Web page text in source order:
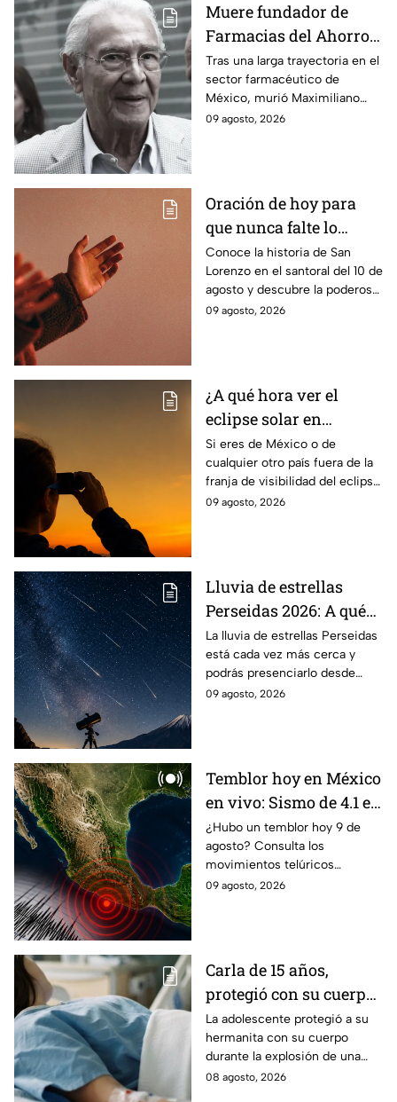
Muere fundador de
Farmacias del Ahorro:
¿quién fue
Maximiliano Leonardo
Asturias?
Tras una larga trayectoria en el
sector farmacéutico de
México, murió Maximiliano
Leonardo Asturias, cofundador
09 agosto, 2026
Oración de hoy para
que nunca falte lo
necesario en casa: La
plegaria para pedirle a
San Lorenzo por
sustento este 10 de
Conoce la historia de San
Lorenzo en el santoral del 10 de
agosto y descubre la poderosa
oración para pedir sustento,
09 agosto, 2026
¿A qué hora ver el
eclipse solar en
México? Todo lo que
debes saber del
fenómeno del 12 de
agosto
Si eres de México o de
cualquier otro país fuera de la
franja de visibilidad del eclipse
solar, la NASA hará una
09 agosto, 2026
Lluvia de estrellas
Perseidas 2026: A qué
hora alcanza su pico en
México y
recomendaciones para
verla
La lluvia de estrellas Perseidas
está cada vez más cerca y
podrás presenciarlo desde
México; te decimos a qué hora
09 agosto, 2026
Temblor hoy en México
en vivo: Sismo de 4.1 en
Huixtla, Chiapas
¿Hubo un temblor hoy 9 de
agosto? Consulta los
movimientos telúricos
sentidos en México con
09 agosto, 2026
Carla de 15 años,
protegió con su cuerpo
a su hermanita de 4
durante la explosión de
una pipa de gas en
Cuernavaca
La adolescente protegió a su
hermanita con su cuerpo
durante la explosión de una
pipa de gas en Cuernavaca;
08 agosto, 2026